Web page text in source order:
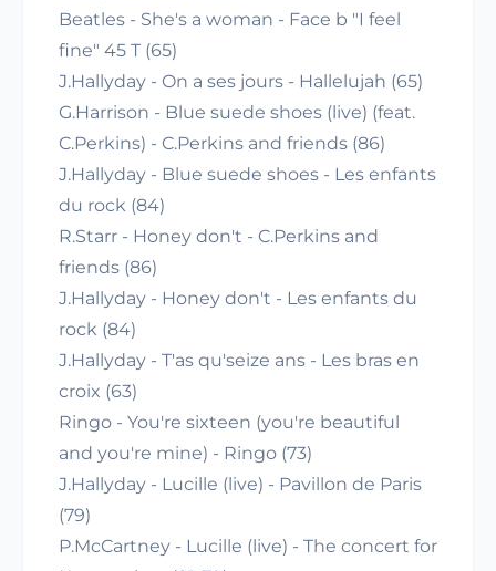
Beatles - She's a woman - Face b "I feel
fine" 45 T (65)
J.Hallyday - On a ses jours - Hallelujah (65)
G.Harrison - Blue suede shoes (live) (feat.
C.Perkins) - C.Perkins and friends (86)
J.Hallyday - Blue suede shoes - Les enfants
du rock (84)
R.Starr - Honey don't - C.Perkins and
friends (86)
J.Hallyday - Honey don't - Les enfants du
rock (84)
J.Hallyday - T'as qu'seize ans - Les bras en
croix (63)
Ringo - You're sixteen (you're beautiful
and you're mine) - Ringo (73)
J.Hallyday - Lucille (live) - Pavillon de Paris
(79)
P.McCartney - Lucille (live) - The concert for